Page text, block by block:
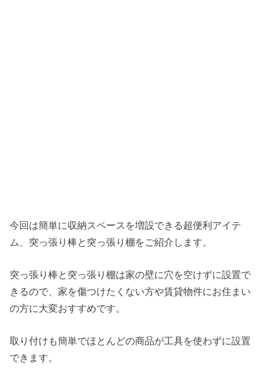
今回は簡単に収納スペースを増設できる超便利アイテ
ム、突っ張り棒と突っ張り棚をご紹介します。
突っ張り棒と突っ張り棚は家の壁に穴を空けずに設置で
きるので、家を傷つけたくない方や賃貸物件にお住まい
の方に大変おすすめです。
取り付けも簡単でほとんどの商品が工具を使わずに設置
できます。